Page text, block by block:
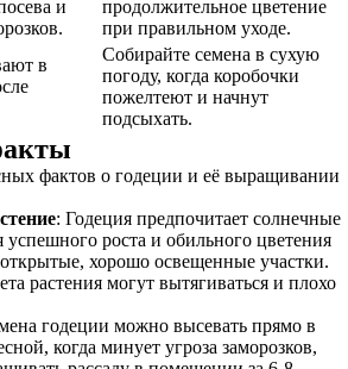
и
продолжительное цветение
при правильном уходе.
в
Собирайте семена в сухую
погоду, когда коробочки
пожелтеют и начнут
подсыхать.
фактов о годеции и её выращивании
: Годеция предпочитает солнечные
успешного роста и обильного цветения
хорошо освещенные участки.
растения могут вытягиваться и плохо
годеции можно высевать прямо в
когда минует угроза заморозков,